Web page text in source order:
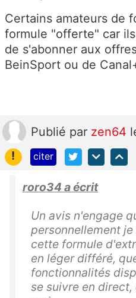
Certains amateurs de
formule "offerte" car
de s'abonner aux
BeinSport ou de
Publié par zen64
!
citer
roro34 a écrit
Un avis n'engage
personnellement
cette formule
en léger différé,
fonctionnalités
se suivre en